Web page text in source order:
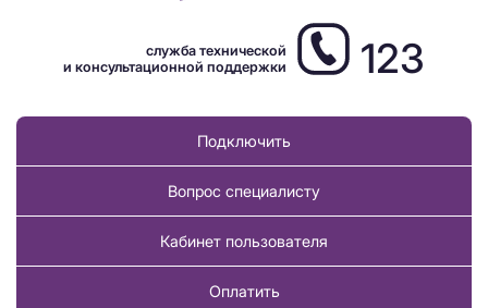
служба технической
и консультационной поддержки
123
Подключить
Вопрос специалисту
Кабинет пользователя
Оплатить